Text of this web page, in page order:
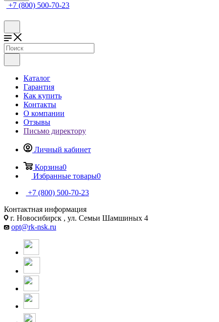
+7 (800) 500-70-23
Каталог
Гарантия
Как купить
Контакты
О компании
Отзывы
Письмо директору
Личный кабинет
Корзина0
Избранные товары0
+7 (800) 500-70-23
Контактная информация
г. Новосибирск , ул. Семьи Шамшиных 4
opt@rk-nsk.ru